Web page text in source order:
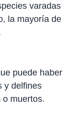
varadas
la mayoría de
puede haber
y delfines
o muertos.